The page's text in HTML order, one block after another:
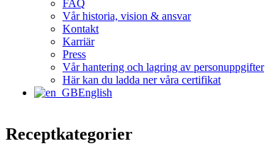
FAQ
Vår historia, vision & ansvar
Kontakt
Karriär
Press
Vår hantering och lagring av personuppgifter
Här kan du ladda ner våra certifikat
English
Receptkategorier